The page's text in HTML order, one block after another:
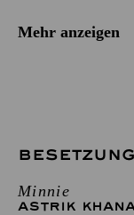
Mehr anzeigen
BESETZUNG
Minnie
ASTRIK